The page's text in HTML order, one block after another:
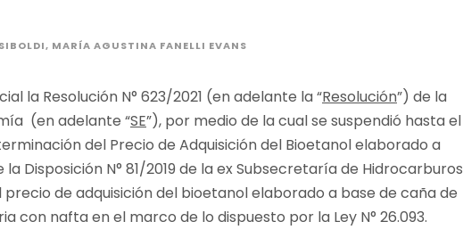
, MARÍA AGUSTINA FANELLI EVANS
la Resolución N° 623/2021 (en adelante la “Resolución”) de la
(en adelante “SE”), por medio de la cual se suspendió hasta el
del Precio de Adquisición del Bioetanol elaborado a
Disposición N° 81/2019 de la ex Subsecretaría de Hidrocarburos
de adquisición del bioetanol elaborado a base de caña de
con nafta en el marco de lo dispuesto por la Ley N° 26.093.